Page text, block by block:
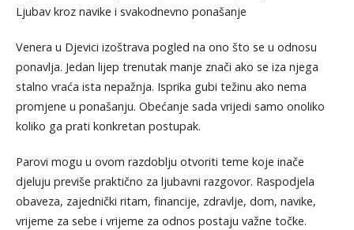
Ljubav kroz navike i svakodnevno ponašanje
Venera u Djevici izoštrava pogled na ono što se u odnosu
ponavlja. Jedan lijep trenutak manje znači ako se iza njega
stalno vraća ista nepažnja. Isprika gubi težinu ako nema
promjene u ponašanju. Obećanje sada vrijedi samo onoliko
koliko ga prati konkretan postupak.
Parovi mogu u ovom razdoblju otvoriti teme koje inače
djeluju previše praktično za ljubavni razgovor. Raspodjela
obaveza, zajednički ritam, financije, zdravlje, dom, navike,
vrijeme za sebe i vrijeme za odnos postaju važne točke.